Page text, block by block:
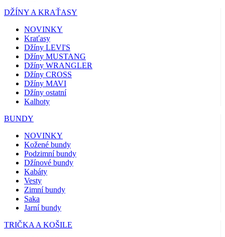
DŽÍNY A KRAŤASY
NOVINKY
Kraťasy
Džíny LEVI'S
Džíny MUSTANG
Džíny WRANGLER
Džíny CROSS
Džíny MAVI
Džíny ostatní
Kalhoty
BUNDY
NOVINKY
Kožené bundy
Podzimní bundy
Džínové bundy
Kabáty
Vesty
Zimní bundy
Saka
Jarní bundy
TRIČKA A KOŠILE